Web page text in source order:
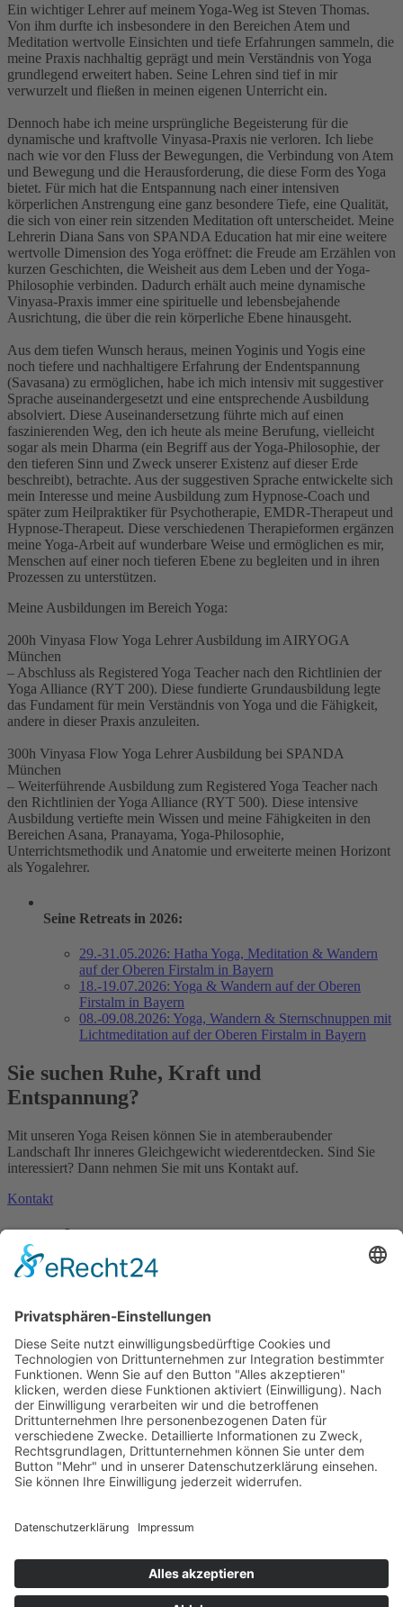
Ein wichtiger Lehrer auf meinem Yoga-Weg ist Steven Thomas.
Von ihm durfte ich insbesondere in den Bereichen Atem und
Meditation wertvolle Einsichten und tiefe Erfahrungen sammeln, die
meine Praxis nachhaltig geprägt und mein Verständnis von Yoga
grundlegend erweitert haben. Seine Lehren sind tief in mir
verwurzelt und fließen in meinen eigenen Unterricht ein.
Dennoch habe ich meine ursprüngliche Begeisterung für die
dynamische und kraftvolle Vinyasa-Praxis nie verloren. Ich liebe
nach wie vor den Fluss der Bewegungen, die Verbindung von Atem
und Bewegung und die Herausforderung, die diese Form des Yoga
bietet. Für mich hat die Entspannung nach einer intensiven
körperlichen Anstrengung eine ganz besondere Tiefe, eine Qualität,
die sich von einer rein sitzenden Meditation oft unterscheidet. Meine
Lehrerin Diana Sans von SPANDA Education hat mir eine weitere
wertvolle Dimension des Yoga eröffnet: die Freude am Erzählen von
kurzen Geschichten, die Weisheit aus dem Leben und der Yoga-
Philosophie verbinden. Dadurch erhält auch meine dynamische
Vinyasa-Praxis immer eine spirituelle und lebensbejahende
Ausrichtung, die über die rein körperliche Ebene hinausgeht.
Aus dem tiefen Wunsch heraus, meinen Yoginis und Yogis eine
noch tiefere und nachhaltigere Erfahrung der Endentspannung
(Savasana) zu ermöglichen, habe ich mich intensiv mit suggestiver
Sprache auseinandergesetzt und eine entsprechende Ausbildung
absolviert. Diese Auseinandersetzung führte mich auf einen
faszinierenden Weg, den ich heute als meine Berufung, vielleicht
sogar als mein Dharma (ein Begriff aus der Yoga-Philosophie, der
den tieferen Sinn und Zweck unserer Existenz auf dieser Erde
beschreibt), betrachte. Aus der suggestiven Sprache entwickelte sich
mein Interesse und meine Ausbildung zum Hypnose-Coach und
später zum Heilpraktiker für Psychotherapie, EMDR-Therapeut und
Hypnose-Therapeut. Diese verschiedenen Therapieformen ergänzen
meine Yoga-Arbeit auf wunderbare Weise und ermöglichen es mir,
Menschen auf einer noch tieferen Ebene zu begleiten und in ihren
Prozessen zu unterstützen.
Meine Ausbildungen im Bereich Yoga:
200h Vinyasa Flow Yoga Lehrer Ausbildung im AIRYOGA
München
– Abschluss als Registered Yoga Teacher nach den Richtlinien der
Yoga Alliance (RYT 200). Diese fundierte Grundausbildung legte
das Fundament für mein Verständnis von Yoga und die Fähigkeit,
andere in dieser Praxis anzuleiten.
300h Vinyasa Flow Yoga Lehrer Ausbildung bei SPANDA
München
– Weiterführende Ausbildung zum Registered Yoga Teacher nach
den Richtlinien der Yoga Alliance (RYT 500). Diese intensive
Ausbildung vertiefte mein Wissen und meine Fähigkeiten in den
Bereichen Asana, Pranayama, Yoga-Philosophie,
Unterrichtsmethodik und Anatomie und erweiterte meinen Horizont
als Yogalehrer.
Seine Retreats in 2026:
29.-31.05.2026: Hatha Yoga, Meditation & Wandern
auf der Oberen Firstalm in Bayern
18.-19.07.2026: Yoga & Wandern auf der Oberen
Firstalm in Bayern
08.-09.08.2026: Yoga, Wandern & Sternschnuppen mit
Lichtmeditation auf der Oberen Firstalm in Bayern
Sie suchen Ruhe, Kraft und
Entspannung?
Mit unseren Yoga Reisen können Sie in atemberaubender
Landschaft Ihr inneres Gleichgewicht wiederentdecken. Sind Sie
interessiert? Dann nehmen Sie mit uns Kontakt auf.
Kontakt
Kontakt
Anschrift
Michaela Mayr GmbH
Koglkopfstrasse 16
83707 Bad Wiessee
Telefon
+49 176 21193152
E-Mail